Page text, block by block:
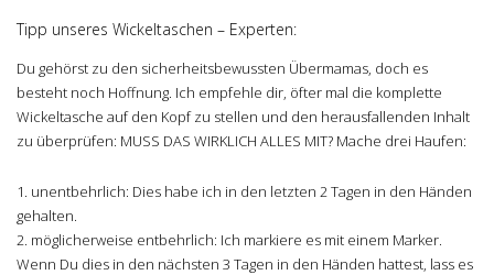
Tipp unseres Wickeltaschen – Experten:
Du gehörst zu den sicherheitsbewussten Übermamas, doch es
besteht noch Hoffnung. Ich empfehle dir, öfter mal die komplette
Wickeltasche auf den Kopf zu stellen und den herausfallenden Inhalt
zu überprüfen: MUSS DAS WIRKLICH ALLES MIT? Mache drei Haufen:
1. unentbehrlich: Dies habe ich in den letzten 2 Tagen in den Händen
gehalten.
2. möglicherweise entbehrlich: Ich markiere es mit einem Marker.
Wenn Du dies in den nächsten 3 Tagen in den Händen hattest, lass es